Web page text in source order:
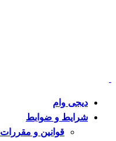
دیجی وام
شرایط و ضوابط
قوانین و مقررات